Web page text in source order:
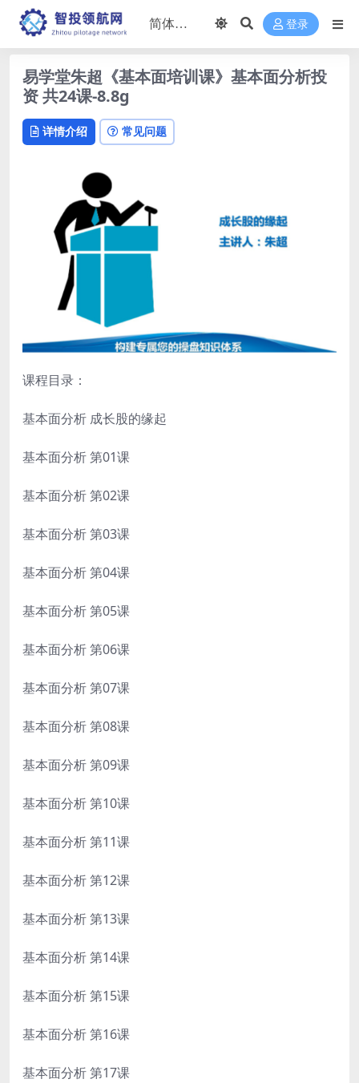
登录
易学堂朱超《基本面培训课》基本面分析投
资 共24课-8.8g
详情介绍 常见问题
课程目录：
基本面分析 成长股的缘起
基本面分析 第01课
基本面分析 第02课
基本面分析 第03课
基本面分析 第04课
基本面分析 第05课
基本面分析 第06课
基本面分析 第07课
基本面分析 第08课
基本面分析 第09课
基本面分析 第10课
基本面分析 第11课
基本面分析 第12课
基本面分析 第13课
基本面分析 第14课
基本面分析 第15课
基本面分析 第16课
基本面分析 第17课